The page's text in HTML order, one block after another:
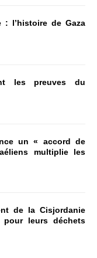
l’histoire de Gaza
les preuves du
un « accord de
multiplie les
de la Cisjordanie
pour leurs déchets